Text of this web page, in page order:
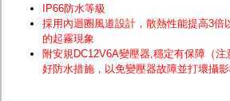
IP66防水等級
採用內迴圈風道設計，散熱性能提高3倍
的起霧現象
附安規DC12V6A變壓器,穩定有保障（
好防水措施，以免變壓器故障並打壞攝影